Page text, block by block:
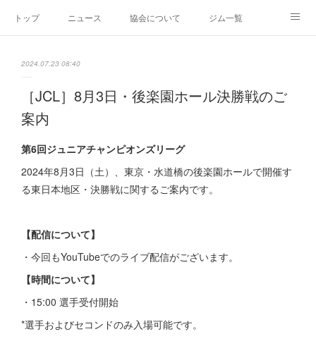
トップ ニュース 協会について ジム一覧
2024.07.23 08:40
［JCL］8月3日・後楽園ホール決勝戦のご
案内
第6回ジュニアチャンピオンズリーグ
2024年8月3日（土）、東京・水道橋の後楽園ホールで開催す
る東日本地区・決勝戦に関するご案内です。
【配信について】
・今回もYouTubeでのライブ配信がございます。
【時間について】
・15:00 選手受付開始
*選手およびセコンドのみ入場可能です。